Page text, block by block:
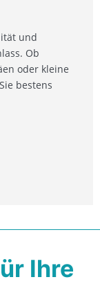
und
Ob
oder kleine
bestens
Ihre